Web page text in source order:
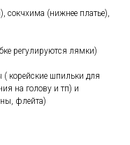
сокчхима (нижнее платье),
регулируются лямки)
( корейские шпильки для
на голову и тп) и
флейта)